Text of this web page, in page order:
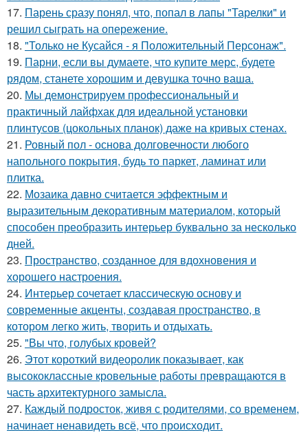
17. Парень сразу понял, что, попал в лапы "Тарелки" и
решил сыграть на опережение.
18. "Только не Кусайся - я Положительный Персонаж".
19. Парни, если вы думаете, что купите мерс, будете
рядом, станете хорошим и девушка точно ваша.
20. Мы демонстрируем профессиональный и
практичный лайфхак для идеальной установки
плинтусов (цокольных планок) даже на кривых стенах.
21. Ровный пол - основа долговечности любого
напольного покрытия, будь то паркет, ламинат или
плитка.
22. Мозаика давно считается эффектным и
выразительным декоративным материалом, который
способен преобразить интерьер буквально за несколько
дней.
23. Пространство, созданное для вдохновения и
хорошего настроения.
24. Интерьер сочетает классическую основу и
современные акценты, создавая пространство, в
котором легко жить, творить и отдыхать.
25. "Вы что, голубых кровей?
26. Этот короткий видеоролик показывает, как
высококлассные кровельные работы превращаются в
часть архитектурного замысла.
27. Каждый подросток, живя с родителями, со временем,
начинает ненавидеть всё, что происходит.